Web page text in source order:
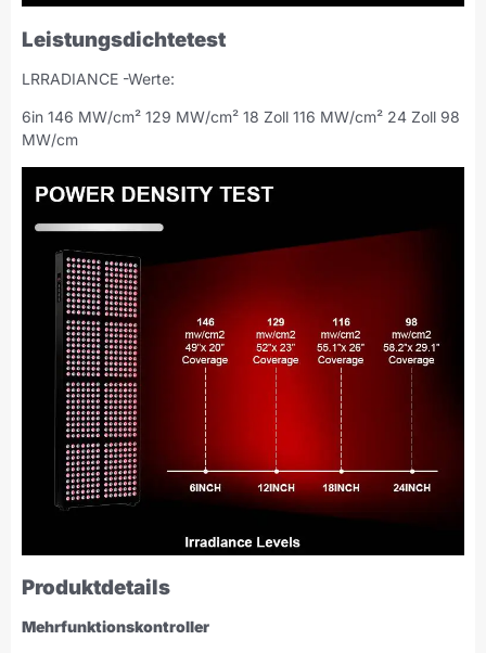
Leistungsdichtetest
LRRADIANCE -Werte:
6in 146 MW/cm² 129 MW/cm² 18 Zoll 116 MW/cm² 24 Zoll 98
MW/cm
Produktdetails
Mehrfunktionskontroller